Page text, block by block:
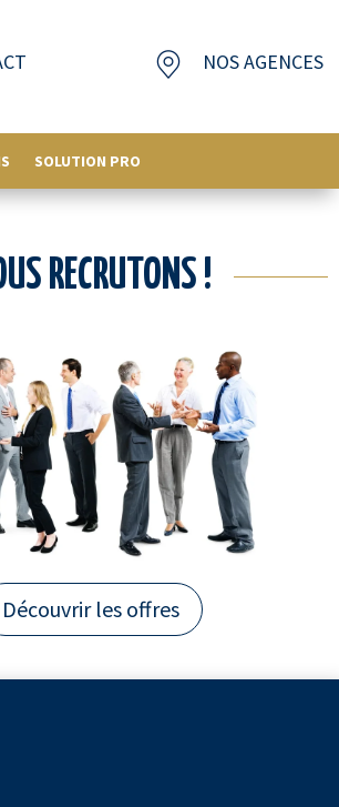
NOS AGENCES
SOLUTION PRO
RECRUTONS !
Découvrir les offres